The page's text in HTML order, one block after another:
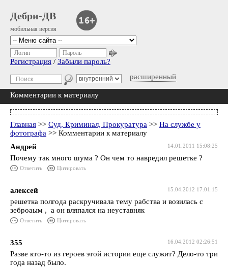
Дебри-ДВ
мобильная версия
расширенный
Логин Пароль
Регистрация / Забыли пароль?
Комментарии к материалу
Главная >> Суд, Криминал, Прокуратура >> На службе у
фотографа >> Комментарии к материалу
14.01.2011 15:08:25
Андрей
Почему так много шума ? Он чем то навредил решетке ?
Ответить Цитировать
15.04.2012 17:01:15
алексей
решетка полгода раскручивала тему рабства и возилась с
зеброаым , а он вляпался на неуставняк
Ответить Цитировать
16.04.2012 02:26:51
355
Разве кто-то из героев этой истории еще служит? Дело-то три
года назад было.